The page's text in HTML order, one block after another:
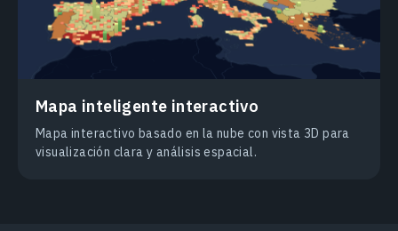
Mapa inteligente interactivo
Mapa interactivo basado en la nube con vista 3D para
visualización clara y análisis espacial.